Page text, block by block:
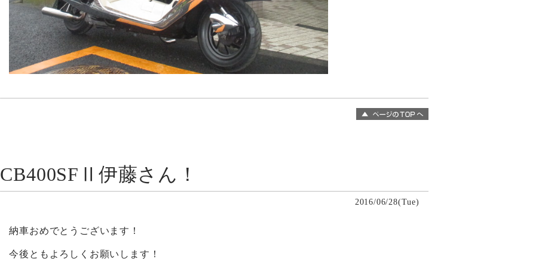
CB400SFⅡ伊藤さん！
2016/06/28(Tue)
納車おめでとうございます！
今後ともよろしくお願いします！